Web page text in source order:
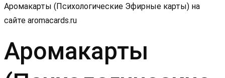
Аромакарты (Психологические Эфирные карты) на
сайте aromacards.ru
Аромакарты